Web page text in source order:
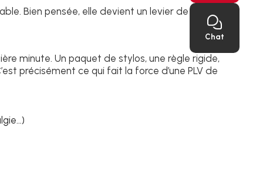
Bien pensée, elle devient un levier de vente
minute. Un paquet de stylos, une règle rigide,
précisément ce qui fait la force d’une PLV de
Chat